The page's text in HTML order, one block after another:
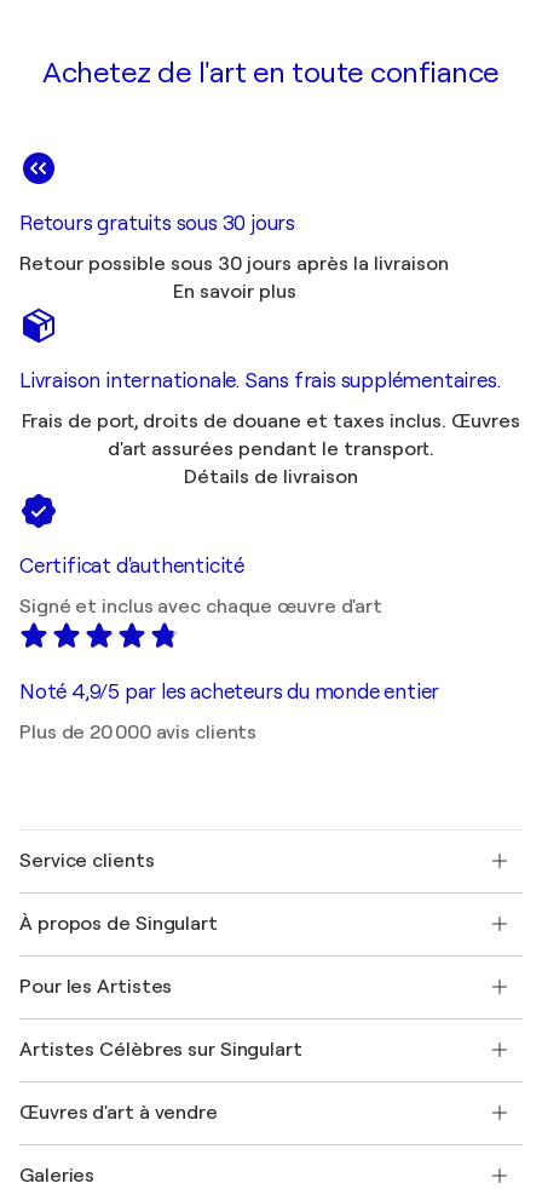
Achetez de l'art en toute confiance
Retours gratuits sous 30 jours
Retour possible sous 30 jours après la livraison
En savoir plus
Livraison internationale. Sans frais supplémentaires.
Frais de port, droits de douane et taxes inclus. Œuvres
d'art assurées pendant le transport.
Détails de livraison
Certificat d'authenticité
Signé et inclus avec chaque œuvre d'art
Noté 4,9/5 par les acheteurs du monde entier
Plus de 20 000 avis clients
Service clients
Expédition
Offrir une carte cadeau
Rejoignez notre programme commercial
Mon compte
+33 1 76 44 06 42
À propos de Singulart
FAQ
Magazine Singulart
Emplois
Découvrez une sélection d'art original
Pour les Artistes
Se connecter en tant qu'Artiste
Artistes Célèbres sur Singulart
Marc Chagall
Banksy
Œuvres d'art à vendre
Tableaux abstraits à vendre
Galeries